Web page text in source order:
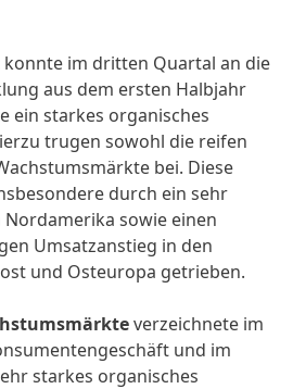
konnte im dritten Quartal an die
aus dem ersten Halbjahr
ein starkes organisches
trugen sowohl die reifen
bei. Diese
durch ein sehr
sowie einen
Umsatz­anstieg in den
und Osteuropa getrieben.
verzeichnete im
und im
starkes organisches